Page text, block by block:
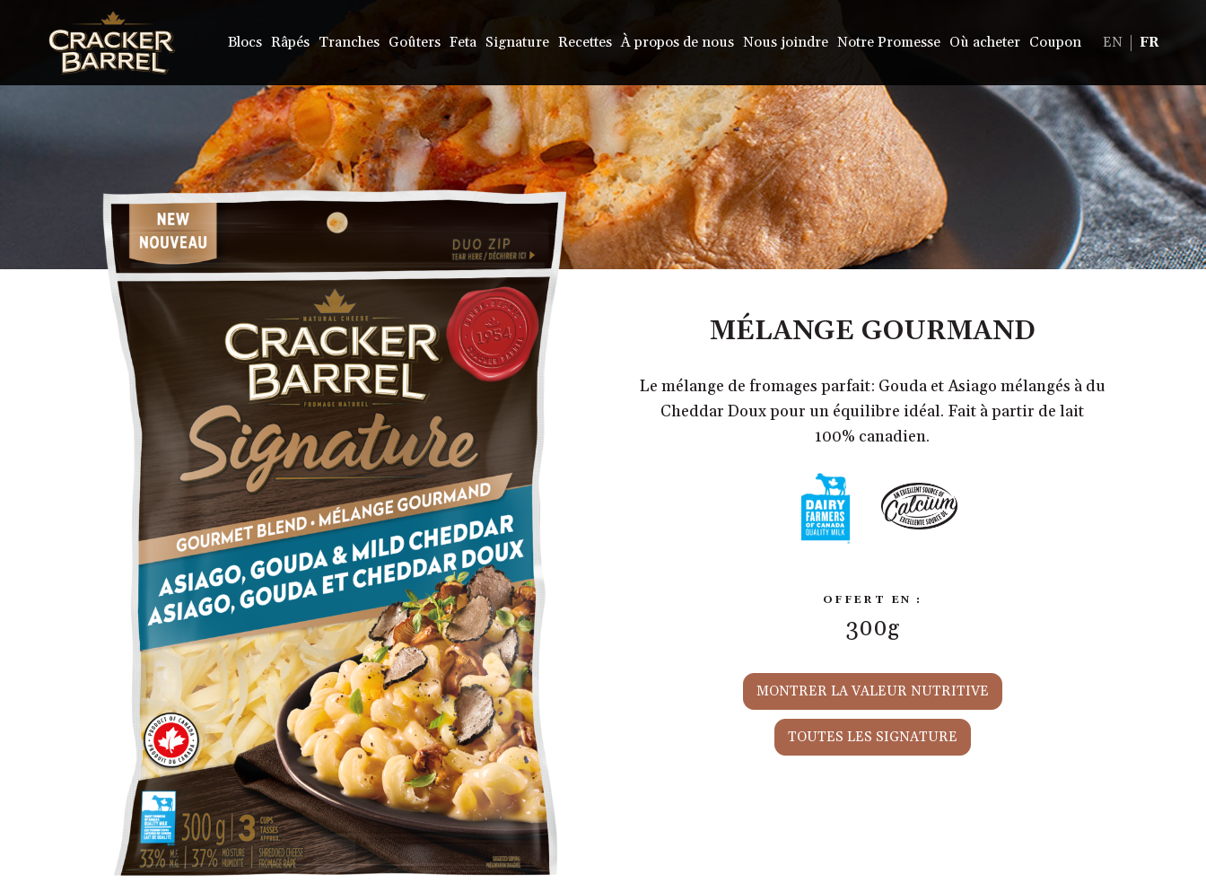
Blocs Râpés Tranches Goûters Feta Signature Recettes À propos de nous Nous joindre Notre Promesse Où acheter Coupon EN FR
MÉLANGE GOURMAND
Le mélange de fromages parfait: Gouda et Asiago mélangés à du
Cheddar Doux pour un équilibre idéal. Fait à partir de lait
100% canadien.
OFFERT EN :
300g
MONTRER LA VALEUR NUTRITIVE
TOUTES LES SIGNATURE